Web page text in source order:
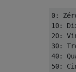
0:
10:
20:
30:
40:
50: